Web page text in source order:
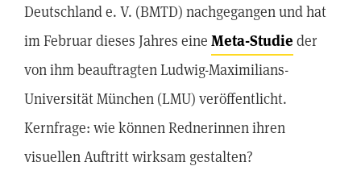
Deutschland e. V. (BMTD) nachgegangen und hat
im Februar dieses Jahres eine Meta-Studie der
von ihm beauftragten Ludwig-Maximilians-
Universität München (LMU) veröffentlicht.
Kernfrage: wie können Rednerinnen ihren
visuellen Auftritt wirksam gestalten?